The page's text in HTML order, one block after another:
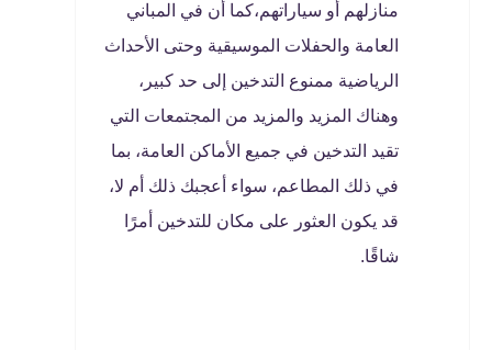
منازلهم أو سياراتهم،كما أن في المباني
العامة والحفلات الموسيقية وحتى الأحداث
الرياضية ممنوع التدخين إلى حد كبير،
وهناك المزيد والمزيد من المجتمعات التي
تقيد التدخين في جميع الأماكن العامة، بما
في ذلك المطاعم، سواء أعجبك ذلك أم لا،
قد يكون العثور على مكان للتدخين أمرًا
شاقًا.